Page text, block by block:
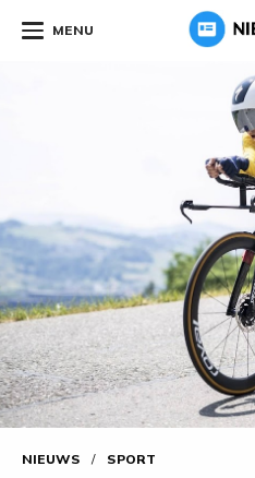
MENU
NIEUWS / SPORT